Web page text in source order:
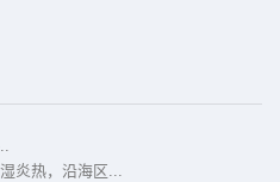
炎热，沿海区...